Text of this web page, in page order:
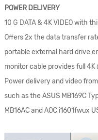
POWER DELIVERY
10 G DATA & 4K VIDEO with
Offers 2x the data transfer
portable external hard drive
monitor cable provides full 4K
Power delivery and video
such as the ASUS MB169C
MB16AC and AOC i1601fwux